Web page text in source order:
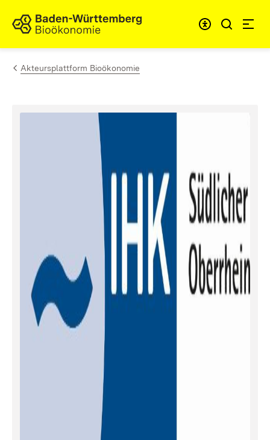
Zum Inhalt springen
Link zur Startseite
Akteursplattform Bioökonomie